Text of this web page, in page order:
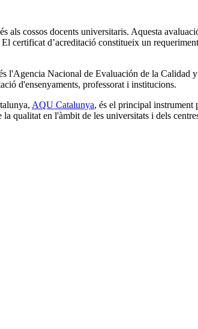
als cossos docents universitaris. Aquesta
certificat d’acreditació constitueix un
l'Agencia Nacional de Evaluación de la Calidad
d'ensenyaments, professorat i institucions.
AQU Catalunya, és el principal instrument
qualitat en l'àmbit de les universitats i dels